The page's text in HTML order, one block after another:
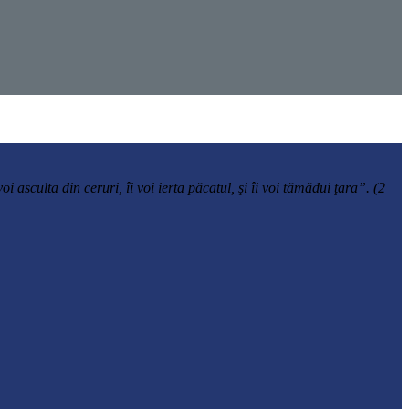
asculta din ceruri, îi voi ierta păcatul, şi îi voi tămădui ţara”. (2